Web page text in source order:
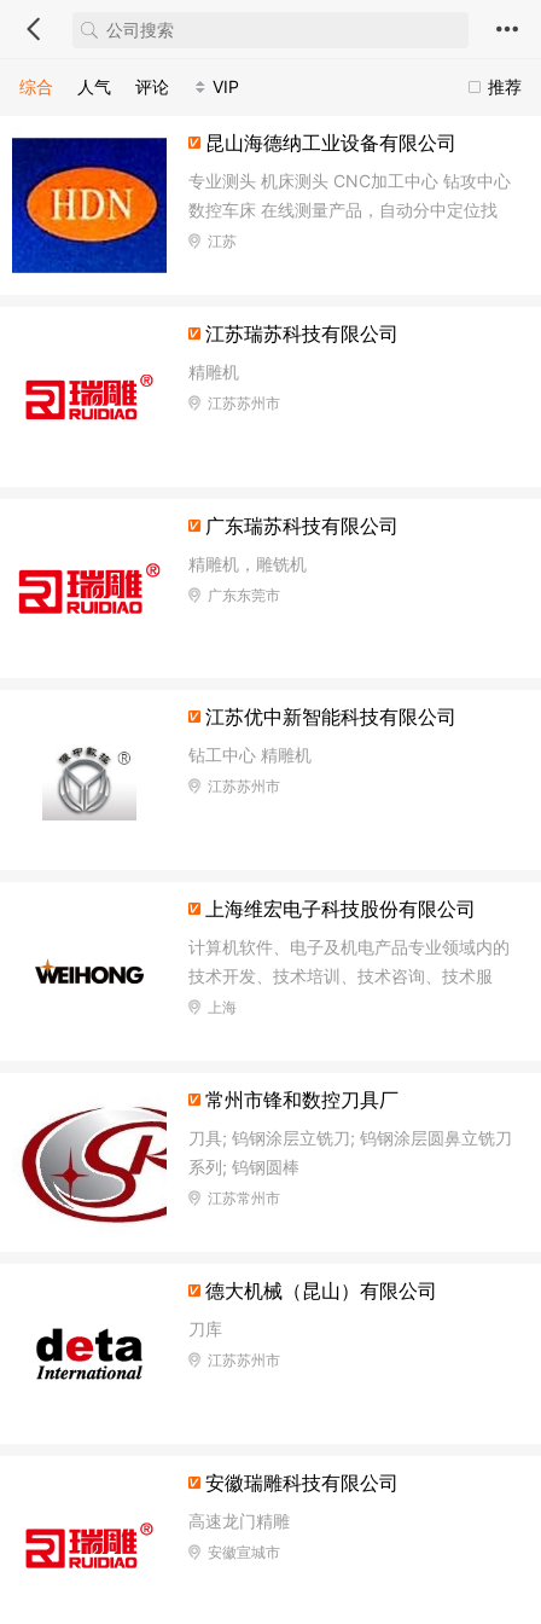
推荐
综合 人气 评论 VIP
昆山海德纳工业设备有限公司
专业测头 机床测头 CNC加工中心 钻攻中心
数控车床 在线测量产品，自动分中定位找
正，自动修正刀补,监控刀具磨损。
江苏
江苏瑞苏科技有限公司
精雕机
江苏苏州市
广东瑞苏科技有限公司
精雕机，雕铣机
广东东莞市
江苏优中新智能科技有限公司
钻工中心 精雕机
江苏苏州市
上海维宏电子科技股份有限公司
计算机软件、电子及机电产品专业领域内的
技术开发、技术培训、技术咨询、技术服
务，计算机软硬件、通讯设备、仪器仪表、
须经批准的项目，经相关部门批准后方可开
上海
常州市锋和数控刀具厂
刀具; 钨钢涂层立铣刀; 钨钢涂层圆鼻立铣刀
系列; 钨钢圆棒
江苏常州市
德大机械（昆山）有限公司
刀库
江苏苏州市
安徽瑞雕科技有限公司
高速龙门精雕
安徽宣城市